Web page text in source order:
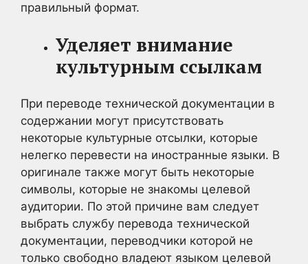
правильный формат.
Уделяет внимание
культурным ссылкам
При переводе технической документации в
содержании могут присутствовать
некоторые культурные отсылки, которые
нелегко перевести на иностранные языки. В
оригинале также могут быть некоторые
символы, которые не знакомы целевой
аудитории. По этой причине вам следует
выбрать службу перевода технической
документации, переводчики которой не
только свободно владеют языком целевой